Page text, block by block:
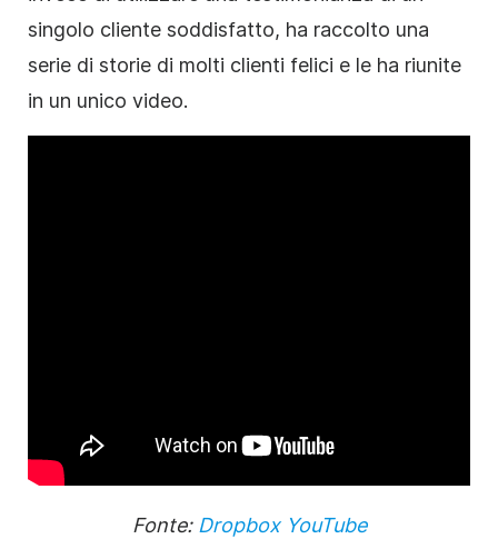
singolo cliente soddisfatto, ha raccolto una
serie di storie di molti clienti felici e le ha riunite
in un unico video.
Fonte: Dropbox YouTube